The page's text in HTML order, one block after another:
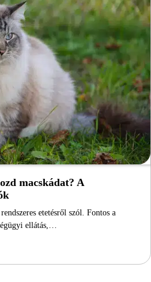
macskádat? A
etetésről szól. Fontos a
ellátás,…